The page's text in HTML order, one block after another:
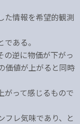
た情報を希望的観測
ある。
逆に物価が下がっ
価値が上がると同時
がって感じるもので
フレ気味であり、と